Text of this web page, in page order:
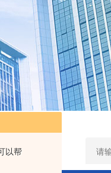
以帮